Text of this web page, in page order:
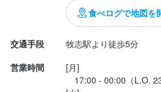
食べログで地図を
交通手段
牧志駅より徒歩5分
営業時間
[月]
17:00 - 00:00（L.O.
面接を経て内定となります。なお、
ので、気兼ねなくご相談ください。
お店の採用担当者からのメッセ
少しでも興味をお持ちでしたら、ぜひ